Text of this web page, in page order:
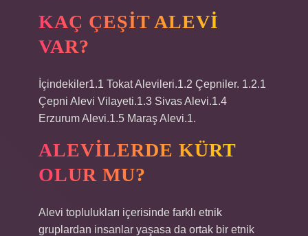
KAÇ ÇEŞIT ALEVI
VAR?
İçindekiler1.1 Tokat Alevileri.1.2 Çepniler. 1.2.1
Çepni Alevi Vilayeti.1.3 Sivas Alevi.1.4
Erzurum Alevi.1.5 Maraş Alevi.1.
ALEVILERDE KÜRT
OLUR MU?
Alevi toplulukları içerisinde farklı etnik
gruplardan insanlar yaşasa da ortak bir etnik